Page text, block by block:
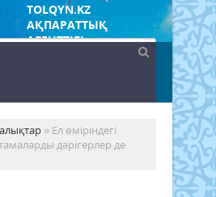
TOLQYN.KZ
АҚПАРАТТЫҚ
АГЕНТТІГІ
» Ел өміріндегі
дәрігерлер де